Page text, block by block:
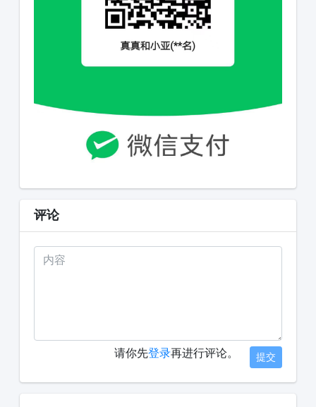
评论
请你先登录再进行评论。 提交